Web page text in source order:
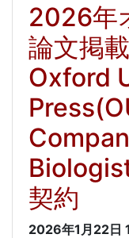
2026年
論文掲
Oxford
契約
2026年1月22日